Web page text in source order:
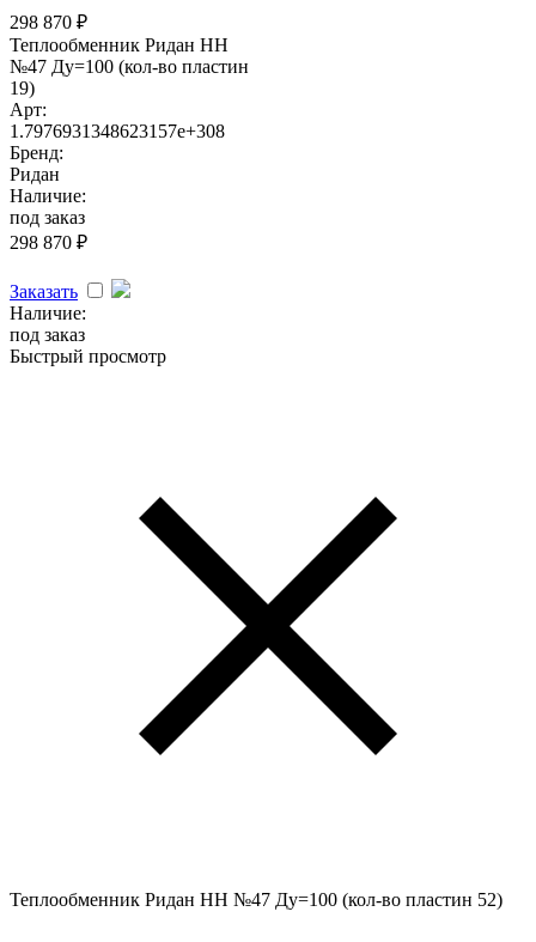
298 870 ₽
Теплообменник Ридан НН
№47 Ду=100 (кол-во пластин
19)
Арт:
1.7976931348623157e+308
Бренд:
Ридан
Наличие:
под заказ
298 870 ₽
Заказать
Наличие:
под заказ
Быстрый просмотр
Теплообменник Ридан НН №47 Ду=100 (кол-во пластин 52)